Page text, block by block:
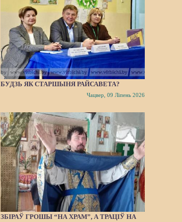
БУДЗЬ ЯК СТАРШЫНЯ РАЙСАВЕТА?
Чацвер, 09 Ліпень 2026
ЗБІРАЎ ГРОШЫ “НА ХРАМ”, А ТРАЦІЎ НА